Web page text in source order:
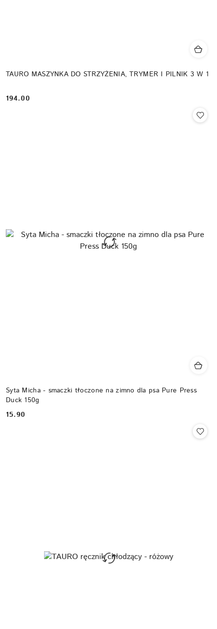
TAURO MASZYNKA DO STRZYŻENIA, TRYMER I PILNIK 3 W 1
Cena:
194.00
Syta Micha - smaczki tłoczone na zimno dla psa Pure Press
Duck 150g
Cena:
15.90